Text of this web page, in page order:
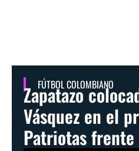
FÚTBOL COLOMBIANO
Zapatazo
Vásquez en el
Patriotas frente